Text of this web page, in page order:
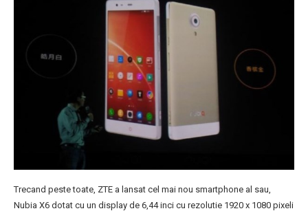
Trecand peste toate, ZTE a lansat cel mai nou smartphone al sau,
Nubia X6 dotat cu un display de 6,44 inci cu rezolutie 1920 x 1080 pixeli